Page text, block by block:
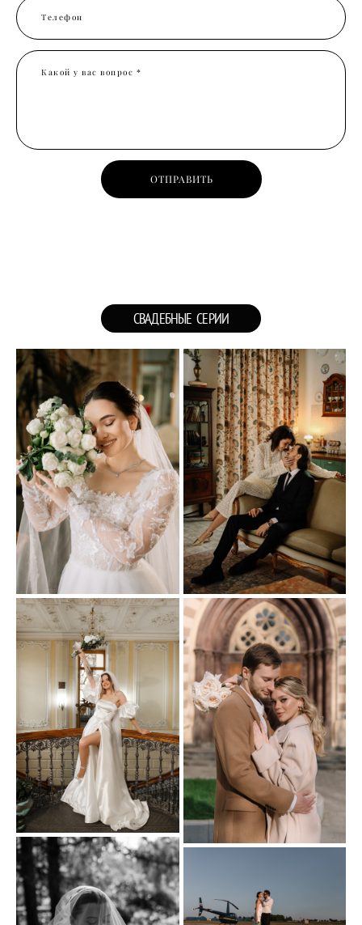
Телефон
Какой у вас вопрос *
ОТПРАВИТЬ
СВАДЕБНЫЕ СЕРИИ